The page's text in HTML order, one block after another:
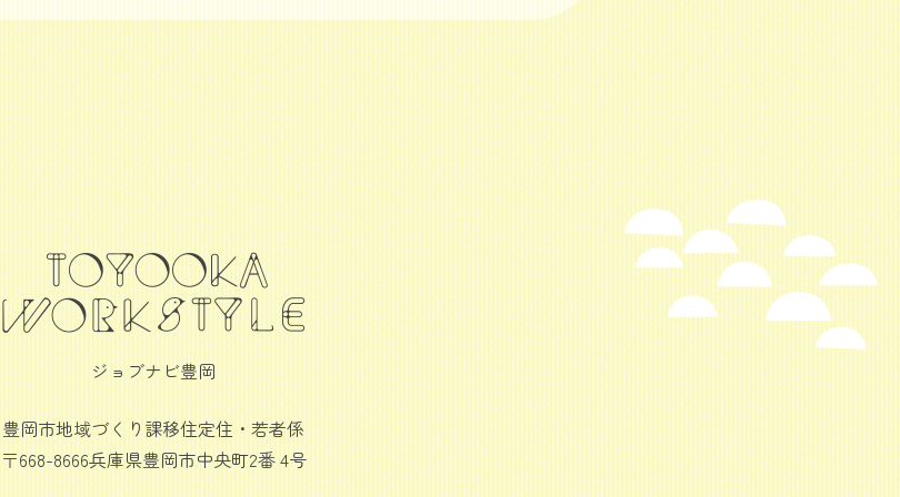
ジョブナビ豊岡
豊岡市地域づくり課移住定住・若者係
〒668-8666兵庫県豊岡市中央町2番 4号